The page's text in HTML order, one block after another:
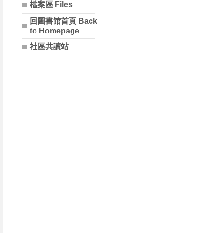
檔案區 Files
回圖書館首頁 Back
to Homepage
社區共讀站